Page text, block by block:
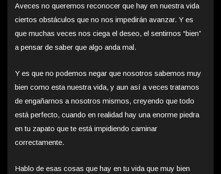
Aveces no queremos reconocer que hay en nuestra vida
ciertos obstáculos que no nos impedirán avanzar. Y es
que muchas veces nos ciega el deseo, el sentirnos “bien”
a pensar de saber que algo anda mal.
Y es que no podemos negar que nosotros sabemos muy
bien como esta nuestra vida, y aun así a veces tratamos
de engañarnos a nosotros mismos, creyendo que todo
está perfecto, cuando en realidad hay una enorme piedra
en tu zapato que te está impidiendo caminar
correctamente.
Hablo de esas cosas que hay en tu vida que muy bien